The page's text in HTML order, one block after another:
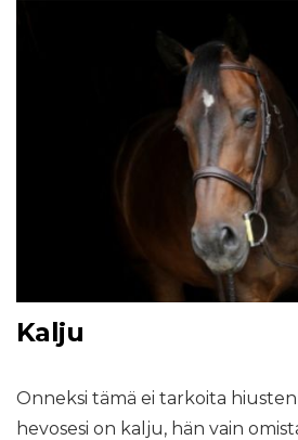
Kalju
Onneksi tämä ei tarkoita
hevosesi on kalju, hän vain